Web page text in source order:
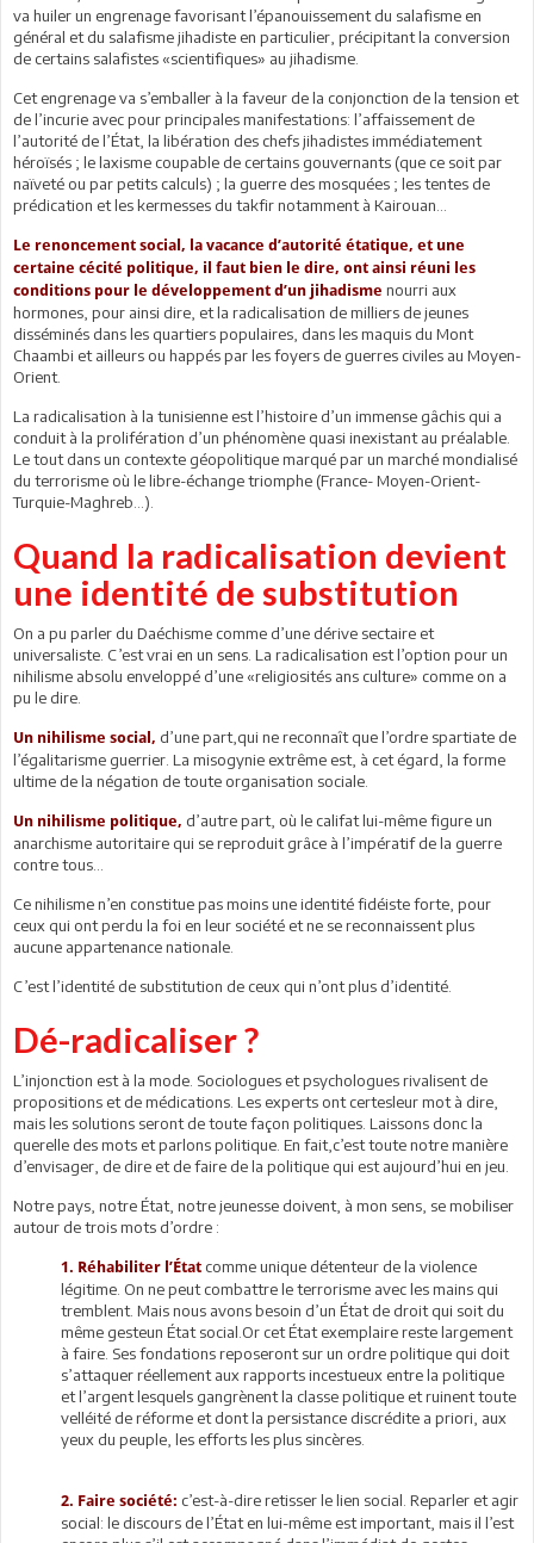
va huiler un engrenage favorisant l’épanouissement du salafisme en
général et du salafisme jihadiste en particulier, précipitant la conversion
de certains salafistes «scientifiques» au jihadisme.
Cet engrenage va s’emballer à la faveur de la conjonction de la tension et
de l’incurie avec pour principales manifestations: l’affaissement de
l’autorité de l’État, la libération des chefs jihadistes immédiatement
héroïsés ; le laxisme coupable de certains gouvernants (que ce soit par
naïveté ou par petits calculs) ; la guerre des mosquées ; les tentes de
prédication et les kermesses du takfir notamment à Kairouan…
Le renoncement social, la vacance d’autorité étatique, et une
certaine cécité politique, il faut bien le dire, ont ainsi réuni les
conditions pour le développement d’un jihadisme nourri aux
hormones, pour ainsi dire, et la radicalisation de milliers de jeunes
disséminés dans les quartiers populaires, dans les maquis du Mont
Chaambi et ailleurs ou happés par les foyers de guerres civiles au Moyen-
Orient.
La radicalisation à la tunisienne est l’histoire d’un immense gâchis qui a
conduit à la prolifération d’un phénomène quasi inexistant au préalable.
Le tout dans un contexte géopolitique marqué par un marché mondialisé
du terrorisme où le libre-échange triomphe (France- Moyen-Orient-
Turquie-Maghreb…).
Quand la radicalisation devient
une identité de substitution
On a pu parler du Daéchisme comme d’une dérive sectaire et
universaliste. C’est vrai en un sens. La radicalisation est l’option pour un
nihilisme absolu enveloppé d’une «religiosités ans culture» comme on a
pu le dire.
Un nihilisme social, d’une part,qui ne reconnaît que l’ordre spartiate de
l’égalitarisme guerrier. La misogynie extrême est, à cet égard, la forme
ultime de la négation de toute organisation sociale.
Un nihilisme politique, d’autre part, où le califat lui-même figure un
anarchisme autoritaire qui se reproduit grâce à l’impératif de la guerre
contre tous…
Ce nihilisme n’en constitue pas moins une identité fidéiste forte, pour
ceux qui ont perdu la foi en leur société et ne se reconnaissent plus
aucune appartenance nationale.
C’est l’identité de substitution de ceux qui n’ont plus d’identité.
Dé-radicaliser ?
L’injonction est à la mode. Sociologues et psychologues rivalisent de
propositions et de médications. Les experts ont certesleur mot à dire,
mais les solutions seront de toute façon politiques. Laissons donc la
querelle des mots et parlons politique. En fait,c’est toute notre manière
d’envisager, de dire et de faire de la politique qui est aujourd’hui en jeu.
Notre pays, notre État, notre jeunesse doivent, à mon sens, se mobiliser
autour de trois mots d’ordre :
1. Réhabiliter l’État comme unique détenteur de la violence
légitime. On ne peut combattre le terrorisme avec les mains qui
tremblent. Mais nous avons besoin d’un État de droit qui soit du
même gesteun État social.Or cet État exemplaire reste largement
à faire. Ses fondations reposeront sur un ordre politique qui doit
s’attaquer réellement aux rapports incestueux entre la politique
et l’argent lesquels gangrènent la classe politique et ruinent toute
velléité de réforme et dont la persistance discrédite a priori, aux
yeux du peuple, les efforts les plus sincères.
2. Faire société: c’est-à-dire retisser le lien social. Reparler et agir
social: le discours de l’État en lui-même est important, mais il l’est